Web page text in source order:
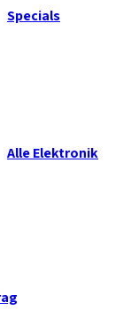
Specials
Alle Elektronik